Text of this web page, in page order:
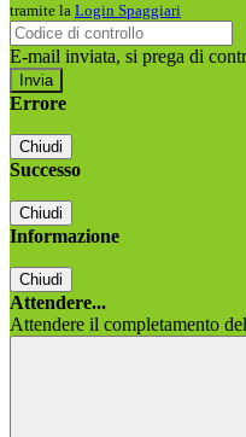
tramite la Login Spaggiari
E-mail inviata, si prega di
Errore
Chiudi
Successo
Chiudi
Informazione
Chiudi
Attendere...
Attendere il completamento